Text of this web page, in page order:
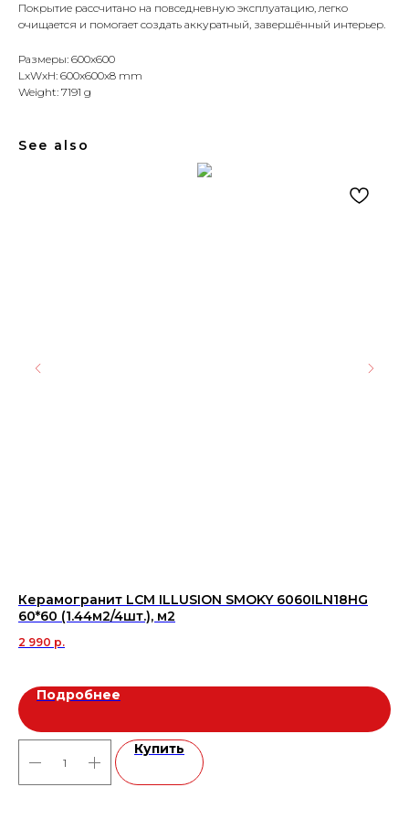
Покрытие рассчитано на повседневную эксплуатацию, легко
очищается и помогает создать аккуратный, завершённый интерьер.
Размеры: 600x600
LxWxH: 600x600x8 mm
Weight: 7191 g
See also
Керамогранит LCM ILLUSION SMOKY 6060ILN18HG
60*60 (1.44м2/4шт.), м2
2 990 р.
Подробнее
Купить